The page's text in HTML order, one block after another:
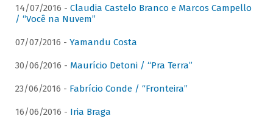
14/07/2016 - Claudia Castelo Branco e Marcos Campello
/ “Você na Nuvem”
07/07/2016 - Yamandu Costa
30/06/2016 - Maurício Detoni / “Pra Terra”
23/06/2016 - Fabrício Conde / “Fronteira”
16/06/2016 - Iria Braga